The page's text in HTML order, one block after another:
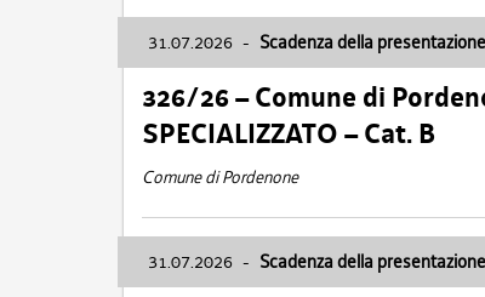
31.07.2026 - Scadenza della
326/26 – Comune di
SPECIALIZZATO – Cat. B
Comune di Pordenone
31.07.2026 - Scadenza della